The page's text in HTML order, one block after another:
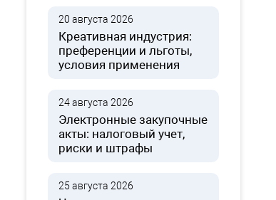
20 августа 2026
Креативная индустрия:
преференции и льготы,
условия применения
24 августа 2026
Электронные закупочные
акты: налоговый учет,
риски и штрафы
25 августа 2026